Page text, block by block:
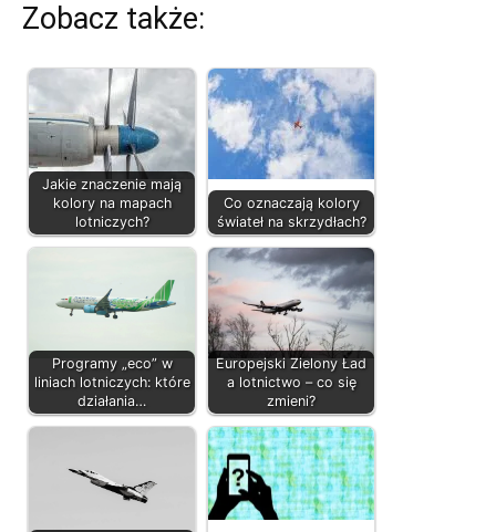
Zobacz także:
Jakie znaczenie mają
kolory na mapach
lotniczych?
Co oznaczają kolory
świateł na skrzydłach?
Programy „eco” w
liniach lotniczych: które
działania…
Europejski Zielony Ład
a lotnictwo – co się
zmieni?